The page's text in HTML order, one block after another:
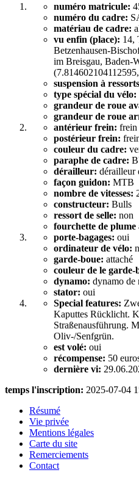
numéro matricule:
numéro du cadre:
matériau de cadre:
vu enfin (place): 14,
Betzenhausen-
im Breisgau, Baden-
suspension à
type spécial du vélo:
grandeur de roue
grandeur de roue
antérieur frein: frein
postérieur frein:
couleur du cadre:
paraphe de cadre:
dérailleur: dérailleur
façon guidon: MTB
nombre de vitesses:
constructeur: Bulls
ressort de selle: non
fourchette de
porte-bagages: oui
ordinateur de vélo:
garde-boue: attaché
couleur de le garde-
dynamo: dynamo de
stator: oui
Special features:
Kaputtes Rücklicht.
Straßenausführung.
Oliv-/Senfgrün.
est volé: oui
récompense: 50
dernière vi:
temps l'inscription: 2025-07-04
Résumé
Vie privée
Mentions légales
Carte du site
Remerciements
Contact